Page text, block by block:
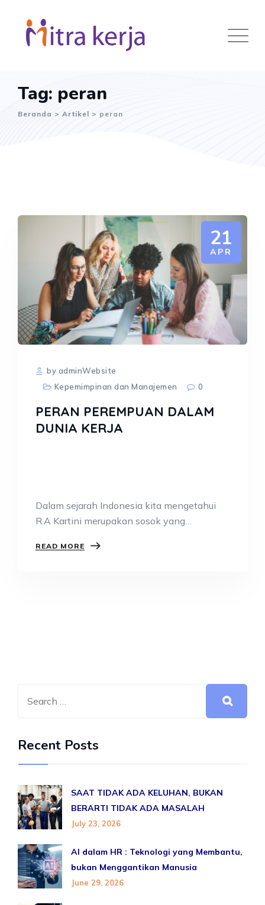
content
Tag: peran
Beranda > Artikel > peran
21
APR
by adminWebsite
Kepemimpinan dan Manajemen
0
PERAN PEREMPUAN DALAM
DUNIA KERJA
Dalam sejarah Indonesia kita mengetahui
R.A Kartini merupakan sosok yang
READ MORE
Recent Posts
SAAT TIDAK ADA KELUHAN, BUKAN
BERARTI TIDAK ADA MASALAH
July 23, 2026
AI dalam HR : Teknologi yang Membantu,
bukan Menggantikan Manusia
June 29, 2026